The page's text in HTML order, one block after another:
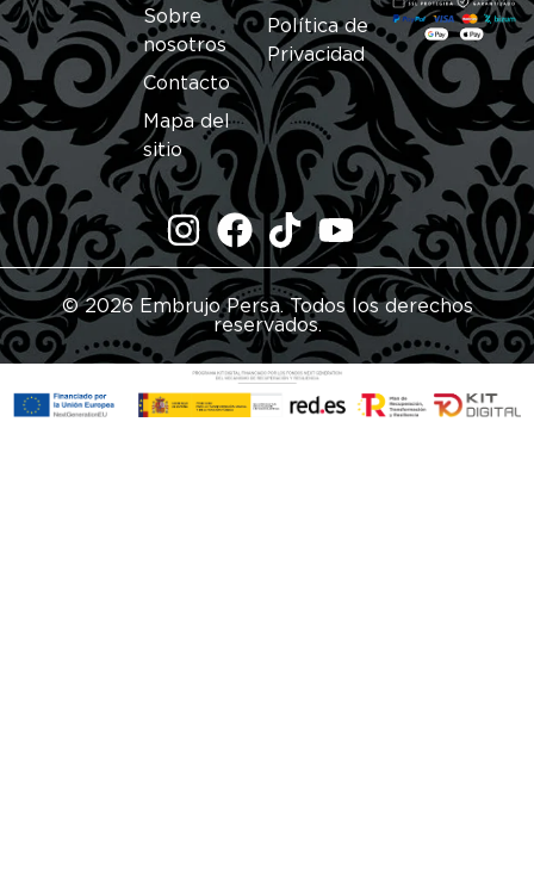
Sobre
nosotros
Contacto
Mapa del
sitio
Política de
Privacidad
© 2026 Embrujo Persa. Todos los derechos
reservados.